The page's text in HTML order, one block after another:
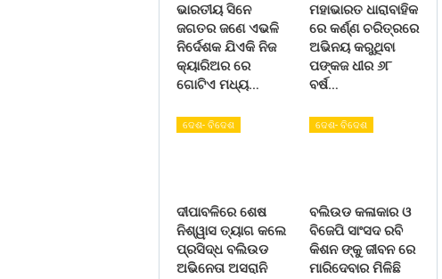
ଭାରତୀୟ ସିନେ
ଜଗତର ଜଣେ ଏଭଳି
ନିର୍ଦେଶକ ଯିଏକି ନିଜ
କ୍ୟାରିଅର ରେ
ଗୋଟିଏ ମଧ୍ୟ…
ମହାଭାରତ ଧାରାବାହିକ
ରେ କର୍ଣ୍ଣ ଚରିତ୍ରରେ
ଅଭିନୟ କରୁଥିବା
ପଙ୍କଜ ଧୀର ୬୮
ବର୍ଷ…
ଦେଶ- ବିଦେଶ
ଦୀପାବଳିରେ ଶେଷ
ନିଶ୍ୱାସ ତ୍ୟାଗ କଲେ
ପ୍ରସିଦ୍ଧ ବଲିଉଡ
ଅଭିନେତା ଅସରାନି
ଦେଶ- ବିଦେଶ
ବଲିଉଡ କଳାକାର ଓ
ବିଜେପି ସାଂସଦ ରବି
କିଶନ ଙ୍କୁ ଜୀବନ ରେ
ମାରିଦେବାର ମିଳିଛି